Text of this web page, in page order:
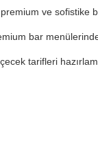
ve sofistike
bar menülerinde
tarifleri